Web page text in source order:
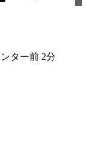
ター前 2分